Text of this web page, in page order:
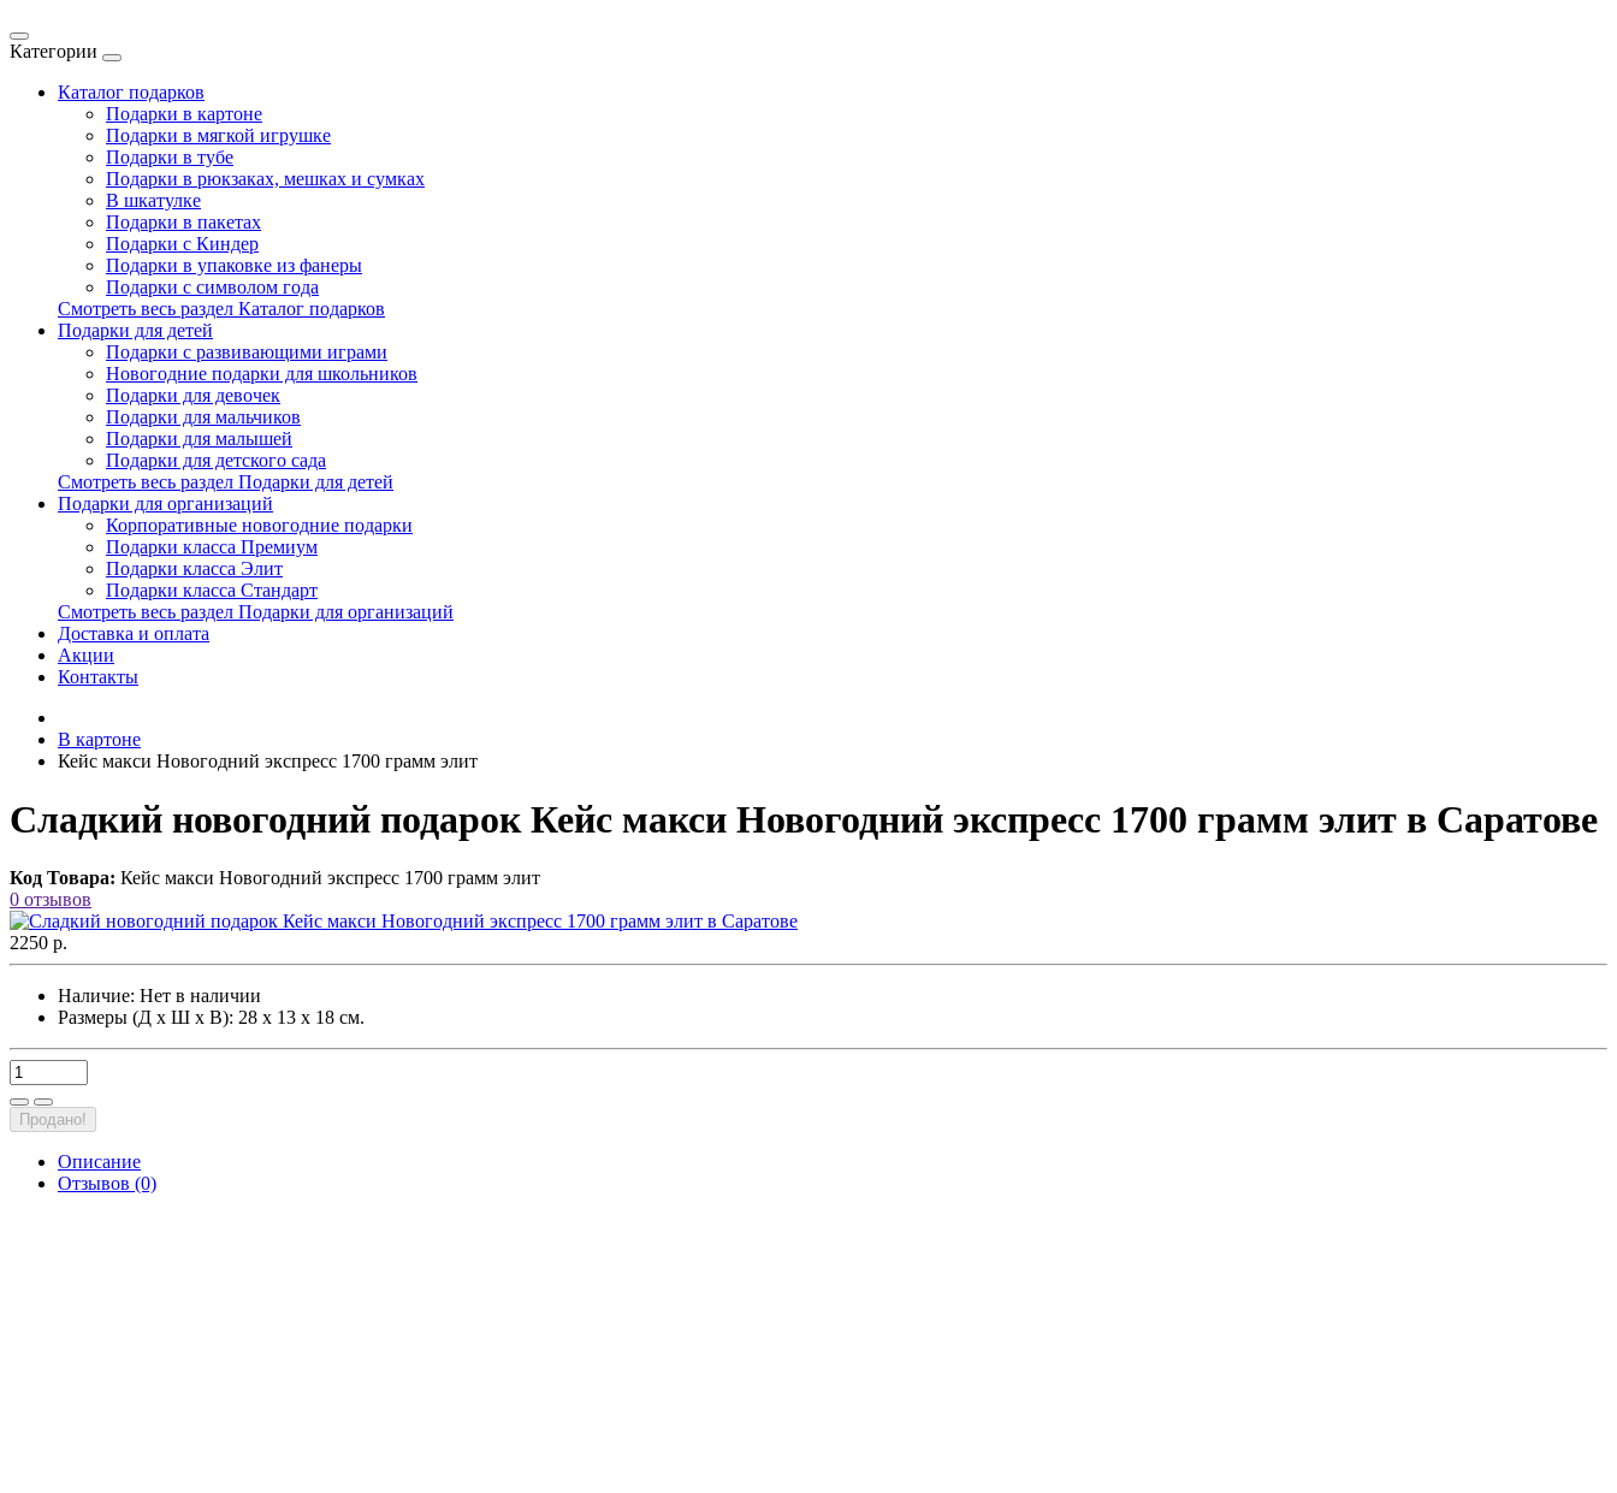
Категории
Каталог подарков
Подарки в картоне
Подарки в мягкой игрушке
Подарки в тубе
Подарки в рюкзаках, мешках и сумках
В шкатулке
Подарки в пакетах
Подарки с Киндер
Подарки в упаковке из фанеры
Подарки с символом года
Смотреть весь раздел Каталог подарков
Подарки для детей
Подарки с развивающими играми
Новогодние подарки для школьников
Подарки для девочек
Подарки для мальчиков
Подарки для малышей
Подарки для детского сада
Смотреть весь раздел Подарки для детей
Подарки для организаций
Корпоративные новогодние подарки
Подарки класса Премиум
Подарки класса Элит
Подарки класса Стандарт
Смотреть весь раздел Подарки для организаций
Доставка и оплата
Акции
Контакты
В картоне
Кейс макси Новогодний экспресс 1700 грамм элит
Сладкий новогодний подарок Кейс макси Новогодний экспресс 1700 грамм элит в Саратове
Код Товара: Кейс макси Новогодний экспресс 1700 грамм элит
0 отзывов
2250 р.
Наличие: Нет в наличии
Размеры (Д х Ш х В): 28 х 13 х 18 см.
Продано!
Описание
Отзывов (0)